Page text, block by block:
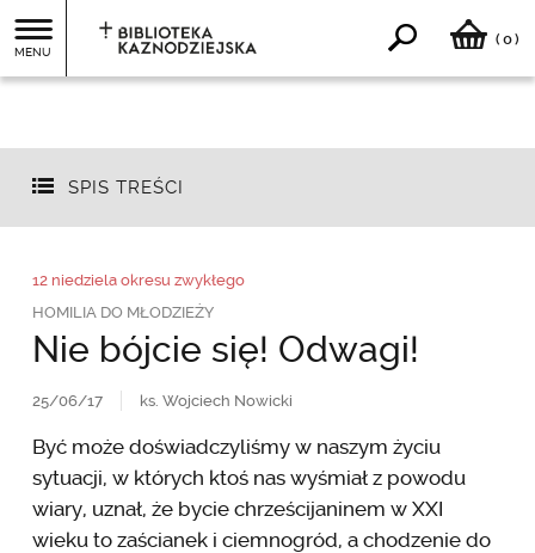
MENU
( 0)
SPIS TREŚCI
12 niedziela okresu zwykłego
HOMILIA DO MŁODZIEŻY
Nie bójcie się! Odwagi!
25/06/17 ks. Wojciech Nowicki
Być może doświadczyliśmy w naszym życiu
sytuacji, w których ktoś nas wyśmiał z powodu
wiary, uznał, że bycie chrześcijaninem w XXI
wieku to zaścianek i ciemnogród, a chodzenie do